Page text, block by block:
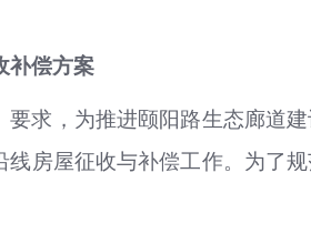
补偿方案
求，为推进颐阳路生态廊道
房屋征收与补偿工作。为了